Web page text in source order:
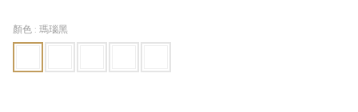
顏色 : 瑪瑙黑